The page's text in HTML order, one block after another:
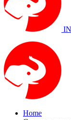
Home